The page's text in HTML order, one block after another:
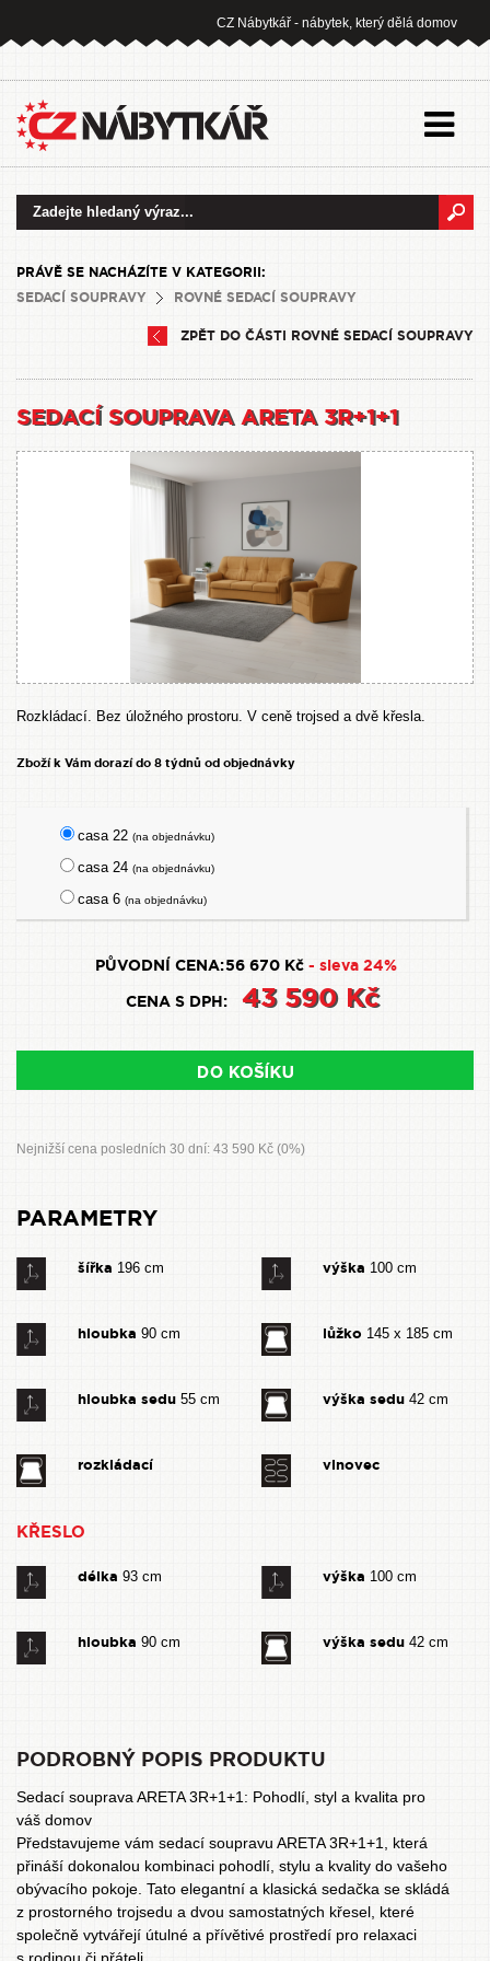
CZ Nábytkář - nábytek, který dělá domov
PRÁVĚ SE NACHÁZÍTE V KATEGORII:
SEDACÍ SOUPRAVY
ROVNÉ SEDACÍ SOUPRAVY
ZPĚT DO ČÁSTI ROVNÉ SEDACÍ SOUPRAVY
SEDACÍ SOUPRAVA ARETA 3R+1+1
Rozkládací. Bez úložného prostoru. V ceně trojsed a dvě křesla.
Zboží k Vám dorazí do 8 týdnů od objednávky
casa 22(na objednávku)
casa 24(na objednávku)
casa 6(na objednávku)
PŮVODNÍ CENA:56 670 Kč - sleva 24%
CENA S DPH:
43 590 Kč
Nejnižší cena posledních 30 dní: 43 590 Kč (0%)
PARAMETRY
šířka 196 cm výška 100 cm
hloubka 90 cm lůžko 145 x 185 cm
hloubka sedu 55 cm výška sedu 42 cm
rozkládací vlnovec
KŘESLO
délka 93 cm výška 100 cm
hloubka 90 cm výška sedu 42 cm
PODROBNÝ POPIS PRODUKTU
Sedací souprava ARETA 3R+1+1: Pohodlí, styl a kvalita pro
váš domov
Představujeme vám sedací soupravu ARETA 3R+1+1, která
přináší dokonalou kombinaci pohodlí, stylu a kvality do vašeho
obývacího pokoje. Tato elegantní a klasická sedačka se skládá
z prostorného trojsedu a dvou samostatných křesel, které
společně vytvářejí útulné a přívětivé prostředí pro relaxaci